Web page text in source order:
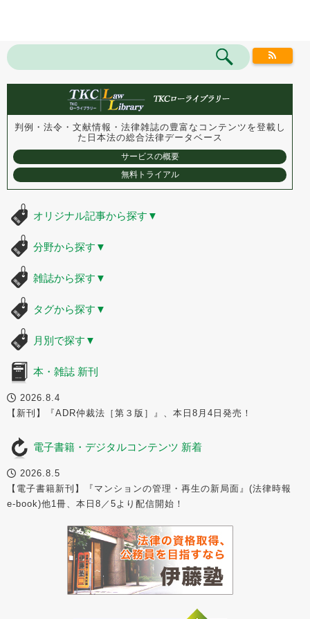
判例・法令・文献情報・法律雑誌の豊富なコンテンツを登載し
た 日本法の総合法律データベース
サービスの概要
無料トライアル
オリジナル記事から探す ▼
分野から探す ▼
雑誌から探す ▼
タグから探す ▼
月別で探す ▼
本・雑誌 新刊
2026.8.4
【新刊】『ADR仲裁法［第３版］』、本日8月4日発売！
電子書籍・デジタルコンテンツ 新着
2026.8.5
【電子書籍新刊】『マンションの管理・再生の新局面』(法律時報
e-book)他1冊、本日8／5より配信開始！